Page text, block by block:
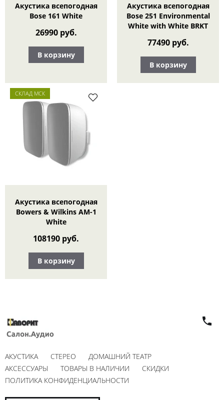
Акустика всепогодная
Bose 161 White
26990 руб.
В корзину
Акустика всепогодная
Bose 251 Environmental
White with White BRKT
77490 руб.
В корзину
СКЛАД МСК
Акустика всепогодная
Bowers & Wilkins AM-1
White
108190 руб.
В корзину
АКУСТИКА СТЕРЕО
ДОМАШНИЙ ТЕАТР
АКСЕССУАРЫ
ТОВАРЫ В НАЛИЧИИ
СКИДКИ
ПОЛИТИКА КОНФИДЕНЦИАЛЬНОСТИ